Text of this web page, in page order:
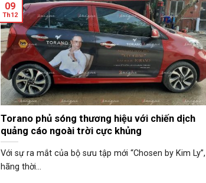
Torano phủ sóng thương hiệu với chiến dịch
quảng cáo ngoài trời cực khủng
Với sự ra mắt của bộ sưu tập mới “Chosen by Kim Ly”,
hãng thời...
09
Th12